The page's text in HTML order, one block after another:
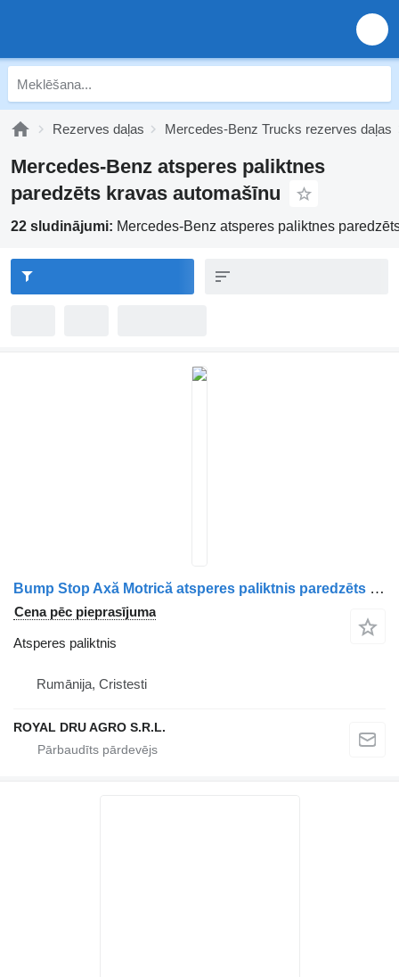
Rezerves daļas Mercedes-Benz Trucks rezerves daļas
Mercedes-Benz atsperes paliktnes
paredzēts kravas automašīnu
22 sludinājumi: Mercedes-Benz atsperes paliktnes
Bump Stop Axă Motrică atsperes paliktnis paredzēts Mercedes-Benz A9613253809 kravas automašīnas
Cena pēc pieprasījuma
Atsperes paliktnis
Rumānija, Cristesti
ROYAL DRU AGRO S.R.L.